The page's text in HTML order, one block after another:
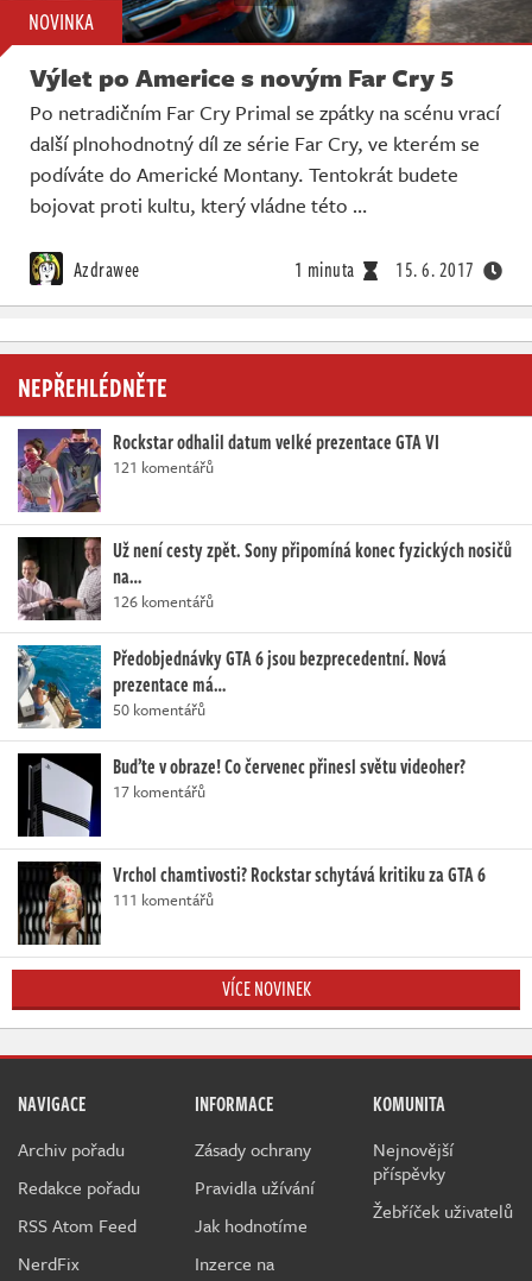
NOVINKA
Výlet po Americe s novým Far Cry 5
Po netradičním Far Cry Primal se zpátky na scénu vrací
další plnohodnotný díl ze série Far Cry, ve kterém se
podíváte do Americké Montany. Tentokrát budete
bojovat proti kultu, který vládne této …
Azdrawee 1 minuta 15. 6. 2017
NEPŘEHLÉDNĚTE
Rockstar odhalil datum velké prezentace GTA VI
121 komentářů
Už není cesty zpět. Sony připomíná konec fyzických nosičů
na…
126 komentářů
Předobjednávky GTA 6 jsou bezprecedentní. Nová
prezentace má…
50 komentářů
Buďte v obraze! Co červenec přinesl světu videoher?
17 komentářů
Vrchol chamtivosti? Rockstar schytává kritiku za GTA 6
111 komentářů
VÍCE NOVINEK
NAVIGACE
Archiv pořadu
Redakce pořadu
RSS Atom Feed
NerdFix
INFORMACE
Zásady ochrany
Pravidla užívání
Jak hodnotíme
Inzerce na
KOMUNITA
Nejnovější
příspěvky
Žebříček uživatelů